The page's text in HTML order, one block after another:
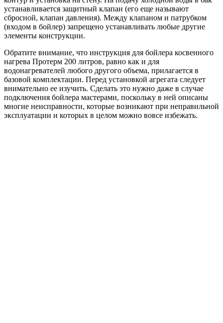
устанавливается защитный клапан (его еще называют
сбросной, клапан давления). Между клапаном и патрубком
(входом в бойлер) запрещено устанавливать любые другие
элементы конструкции.
Обратите внимание, что инструкция для бойлера косвенного
нагрева Протерм 200 литров, равно как и для
водонагревателей любого другого объема, прилагается в
базовой комплектации. Перед установкой агрегата следует
внимательно ее изучить. Сделать это нужно даже в случае
подключения бойлера мастерами, поскольку в ней описаны
многие неисправности, которые возникают при неправильной
эксплуатации и которых в целом можно вовсе избежать.